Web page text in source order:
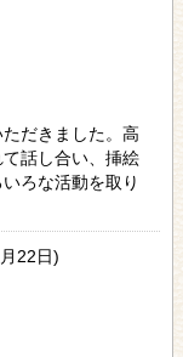
だきました。高
話し合い、挿絵
ろな活動を取り
22日)